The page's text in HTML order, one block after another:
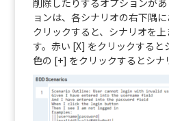
削除したりするオプションが
ョンは、各シナリオの右下隅
クリックすると、シナリオを
す。赤い [X] をクリックすると
色の [+] をクリックするとシナ